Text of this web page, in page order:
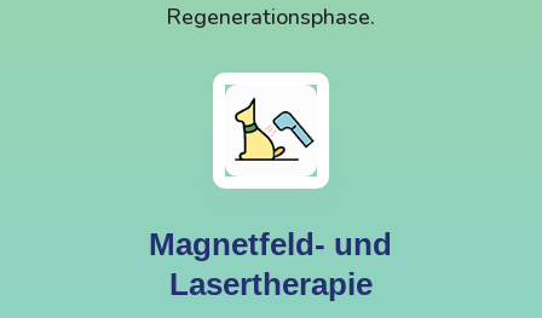
Regenerations­­­­phase.
Magnetfeld- und
Lasertherapie